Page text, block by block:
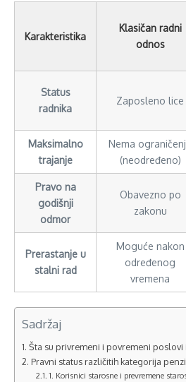
Karakteristika
Klasičan radni
odnos
Status
radnika
Zaposleno lice
Maksimalno
trajanje
Nema
(neodređeno)
Pravo na
godišnji
odmor
Obavezno po
zakonu
Prerastanje u
stalni rad
Moguće nakon
određenog
vremena
Sadržaj
Šta su privremeni i povremeni poslovi
Pravni status različitih kategorija
1. Korisnici starosne i prevremene